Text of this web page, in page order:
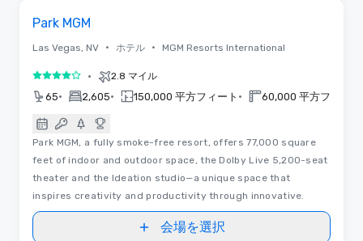
Park MGM
Las Vegas, NV • ホテル • MGM Resorts International
5 中の 4 • 2.8 マイル
65• 2,605• 150,000 平方フィート • 60,000 平方フィート
Park MGM, a fully smoke-free resort, offers 77,000 square
feet of indoor and outdoor space, the Dolby Live 5,200-seat
theater and the Ideation studio—a unique space that
inspires creativity and productivity through innovative.
会場を選択